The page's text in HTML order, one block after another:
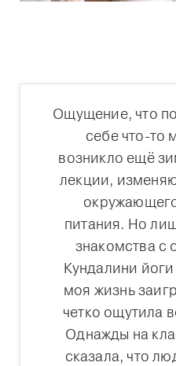
Ощущение, что
себе что-то
возникло ещё
лекции,
питания. Но
знакомства с
Кундалини
моя жизнь
четко ощутила
Однажды на
сказала, что